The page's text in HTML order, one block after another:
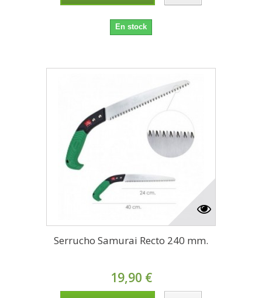
En stock
Serrucho Samurai Recto 240 mm.
19,90 €